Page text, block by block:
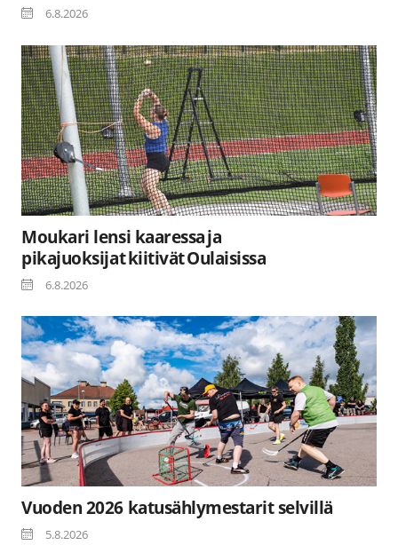
6.8.2026
Moukari lensi kaaressa ja
pikajuoksijat kiitivät Oulaisissa
6.8.2026
Vuoden 2026 katusählymestarit selvillä
5.8.2026